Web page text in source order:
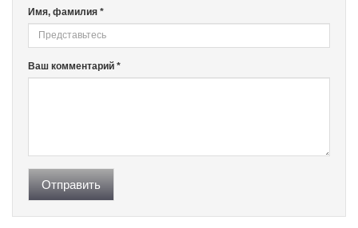
Имя, фамилия *
Ваш комментарий *
Отправить